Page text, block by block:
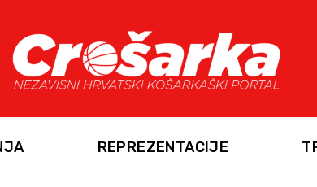
REPREZENTACIJE